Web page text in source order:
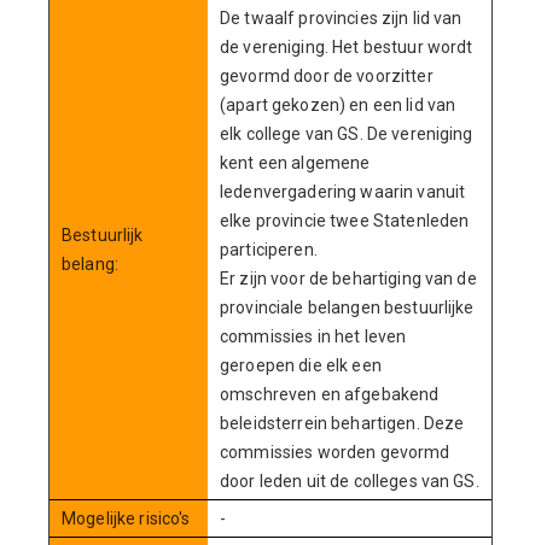
Bestuurlijk
belang:
De twaalf provincies zijn lid van
de vereniging. Het bestuur wordt
gevormd door de voorzitter
(apart gekozen) en een lid van
elk college van GS. De vereniging
kent een algemene
ledenvergadering waarin vanuit
elke provincie twee Statenleden
participeren.
Er zijn voor de behartiging van de
provinciale belangen bestuurlijke
commissies in het leven
geroepen die elk een
omschreven en afgebakend
beleidsterrein behartigen. Deze
commissies worden gevormd
door leden uit de colleges van GS.
Mogelijke risico's
-